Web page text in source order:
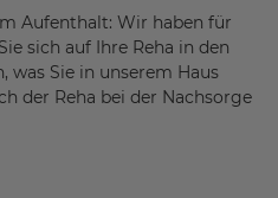
Aufenthalt: Wir haben für
sich auf Ihre Reha in den
was Sie in unserem Haus
der Reha bei der Nachsorge